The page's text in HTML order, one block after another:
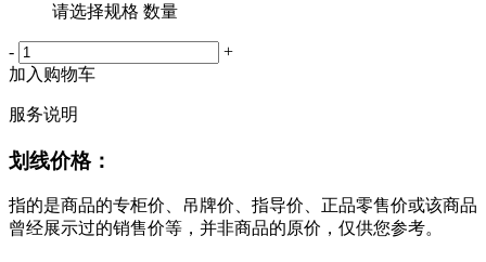
请选择规格 数量
-
+
加入购物车
服务说明
划线价格：
指的是商品的专柜价、吊牌价、指导价、正品零售价或该商品
曾经展示过的销售价等，并非商品的原价，仅供您参考。